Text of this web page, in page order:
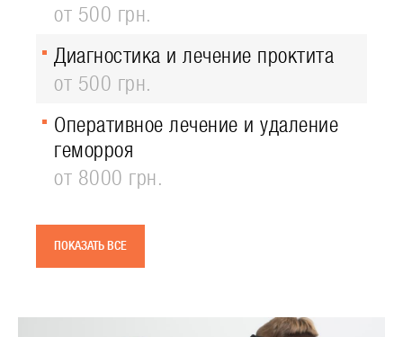
от 500 грн.
Диагностика и лечение проктита
от 500 грн.
Оперативное лечение и удаление
геморроя
от 8000 грн.
ПОКАЗАТЬ ВСЕ